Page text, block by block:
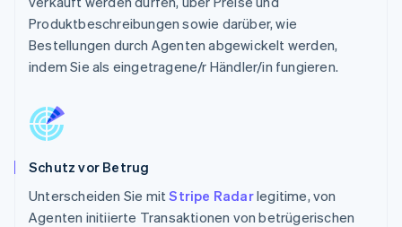
Produktbeschreibungen sowie darüber, wie
Bestellungen durch Agenten abgewickelt werden,
indem Sie als eingetragene/r Händler/in fungieren.
Schutz vor Betrug
Unterscheiden Sie mitStripe Radarlegitime, von
Agenten initiierte Transaktionen von betrügerischen